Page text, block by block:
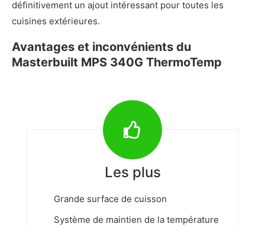
définitivement un ajout intéressant pour toutes les
cuisines extérieures.
Avantages et inconvénients du
Masterbuilt MPS 340G ThermoTemp
Les plus
Grande surface de cuisson
Système de maintien de la température